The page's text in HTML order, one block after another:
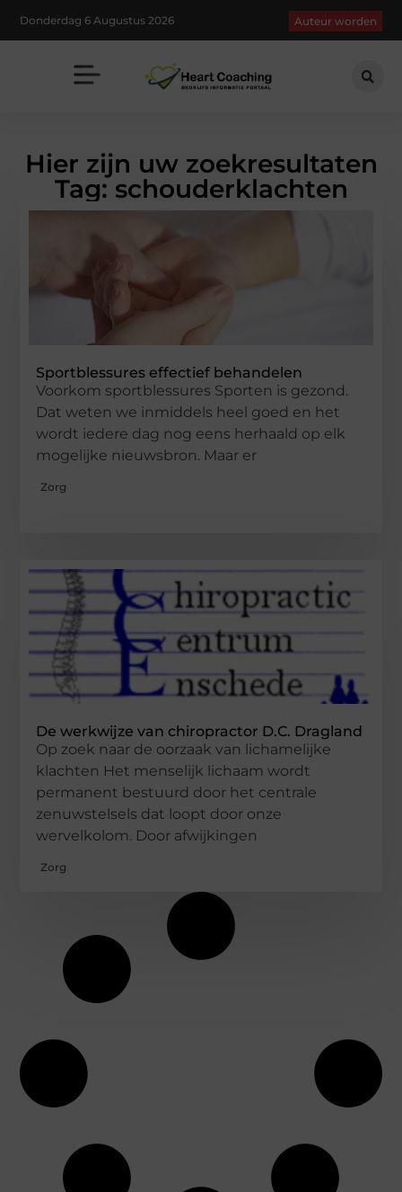
Donderdag 6 Augustus 2026 Auteur worden
Hier zijn uw zoekresultaten
Tag: schouderklachten
Sportblessures effectief behandelen
Voorkom sportblessures Sporten is gezond.
Dat weten we inmiddels heel goed en het
wordt iedere dag nog eens herhaald op elk
mogelijke nieuwsbron. Maar er
Zorg
De werkwijze van chiropractor D.C. Dragland
Op zoek naar de oorzaak van lichamelijke
klachten Het menselijk lichaam wordt
permanent bestuurd door het centrale
zenuwstelsels dat loopt door onze
wervelkolom. Door afwijkingen
Zorg